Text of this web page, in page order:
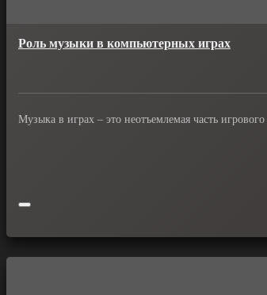
Роль музыки в компьютерных играх
Музыка в играх – это неотъемлемая часть